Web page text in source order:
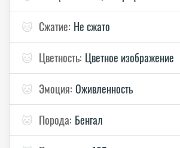
🐱 Сжатие: Не сжато
🐱 Цветность: Цветное изображение
🐱 Эмоция: Оживленность
🐱 Порода: Бенгал